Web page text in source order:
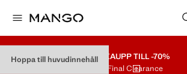
Hoppa till huvudinnehåll REAUPP TILL -70%
Final Clearance